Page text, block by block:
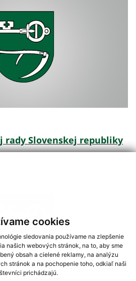
cookies
sledovania používame na zlepšenie
našich webových stránok, na to, aby sme
obsah a cielené reklamy, na analýzu
stránok a na pochopenie toho, odkiaľ naši
prichádzajú.
rady Slovenskej republiky